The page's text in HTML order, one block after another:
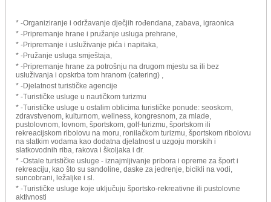
* -Organiziranje i održavanje dječjih rođendana, zabava, igraonica
* -Pripremanje hrane i pružanje usluga prehrane,
* -Pripremanje i usluživanje pića i napitaka,
* -Pružanje usluga smještaja,
* -Pripremanje hrane za potrošnju na drugom mjestu sa ili bez
usluživanja i opskrba tom hranom (catering) ,
* -Djelatnost turističke agencije
* -Turističke usluge u nautičkom turizmu
* -Turističke usluge u ostalim oblicima turističke ponude: seoskom,
zdravstvenom, kulturnom, wellness, kongresnom, za mlade,
pustolovnom, lovnom, športskom, golf-turizmu, športskom ili
rekreacijskom ribolovu na moru, ronilačkom turizmu, športskom ribolovu
na slatkim vodama kao dodatna djelatnost u uzgoju morskih i
slatkovodnih riba, rakova i školjaka i dr.
* -Ostale turističke usluge - iznajmljivanje pribora i opreme za šport i
rekreaciju, kao što su sandoline, daske za jedrenje, bicikli na vodi,
suncobrani, ležaljke i sl.
* -Turističke usluge koje uključuju športsko-rekreativne ili pustolovne
aktivnosti